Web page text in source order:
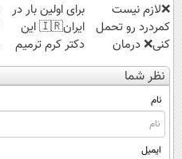
❌لازم نیست
کمردرد رو تحمل
کنی❌ درمان
بدون جراحی و
قرص
(پرسشنامه)
برای اولین بار در
ایران🇮🇷 این
دکتر کرم ترمیم
کننده 23 روزه
ساخت!
نظر شما
نام
ایمیل